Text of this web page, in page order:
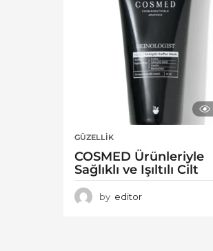
GÜZELLIK
COSMED Ürünleriyle
Sağlıklı ve Işıltılı Cilt
by editor